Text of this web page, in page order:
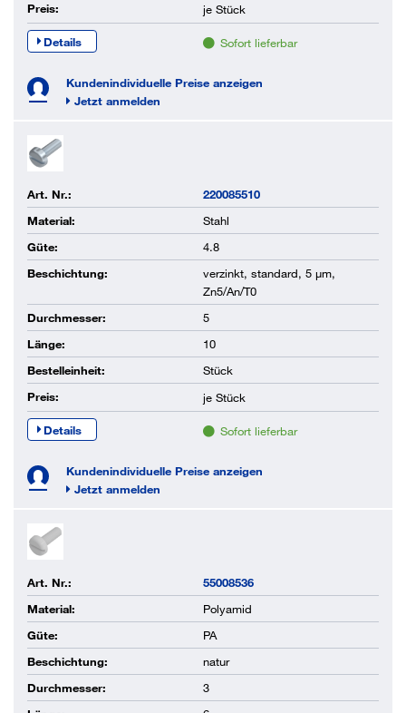
Preis:
je Stück
Details Sofort lieferbar
Kundenindividuelle Preise anzeigen
Jetzt anmelden
Art. Nr.:
220085510
Material:
Stahl
Güte:
4.8
Beschichtung:
verzinkt, standard, 5 µm,
Zn5/An/T0
Durchmesser:
5
Länge:
10
Bestelleinheit:
Stück
Preis:
je Stück
Details Sofort lieferbar
Kundenindividuelle Preise anzeigen
Jetzt anmelden
Art. Nr.:
55008536
Material:
Polyamid
Güte:
PA
Beschichtung:
natur
Durchmesser:
3